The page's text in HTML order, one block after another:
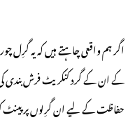
اگر ہم واقعی چاہتے ہیں کہ یہ گرِل
کے ان کے گرد کنکریٹ فرش بندی کی
حفاظت کے لیے ان گرِلوں پر